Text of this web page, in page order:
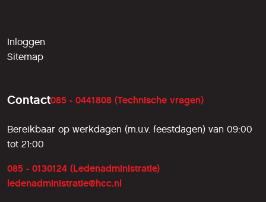
Inloggen
Sitemap
Contact085 - 0441808 (Technische vragen)
Bereikbaar op werkdagen (m.u.v. feestdagen) van 09:00
tot 21:00
085 - 0130124 (Ledenadministratie)
ledenadministratie@hcc.nl